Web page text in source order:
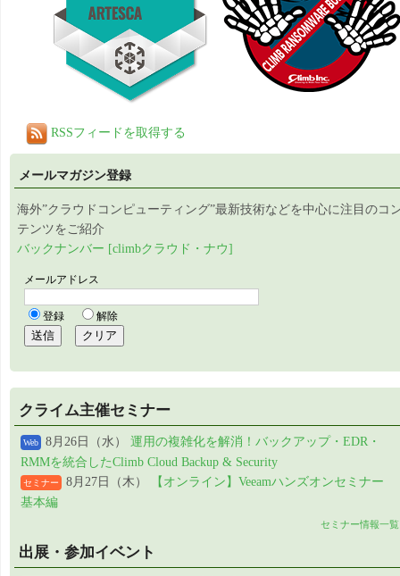
RSSフィードを取得する
メールマガジン登録
海外”クラウドコンピューティング”最新技術などを中心に注目のコ
テンツをご紹介
バックナンバー [climbクラウド・ナウ]
クライム主催セミナー
Web 8月26日（水） 運用の複雑化を解消！バックアップ・EDR・
RMMを統合したClimb Cloud Backup & Security
セミナー 8月27日（木）
【オンライン】Veeamハンズオンセミナー
基本編
セミナー情報一覧
出展・参加イベント